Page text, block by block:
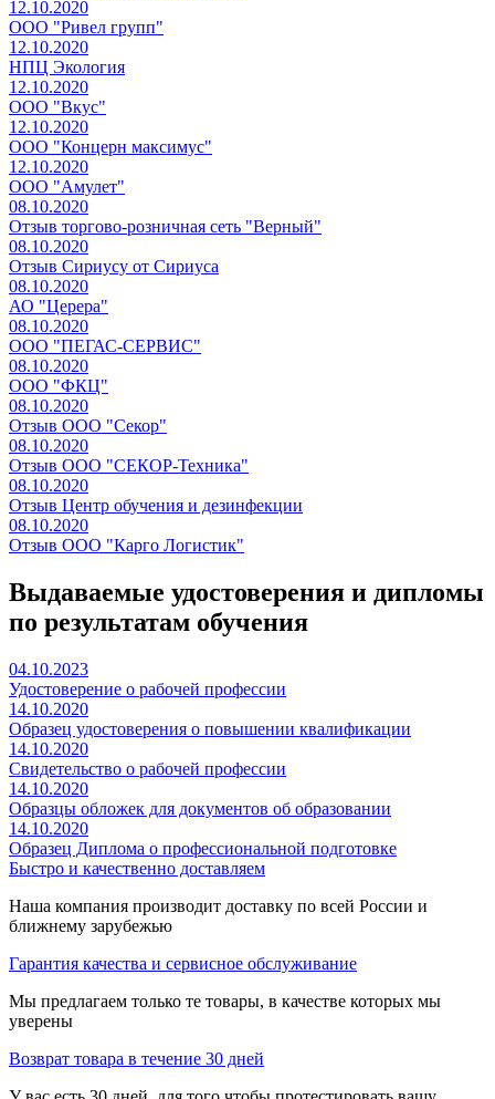
12.10.2020
ООО "Ривел групп"
12.10.2020
НПЦ Экология
12.10.2020
ООО "Вкус"
12.10.2020
ООО "Концерн максимус"
12.10.2020
ООО "Амулет"
08.10.2020
Отзыв торгово-розничная сеть "Верный"
08.10.2020
Отзыв Сириусу от Сириуса
08.10.2020
АО "Церера"
08.10.2020
ООО "ПЕГАС-СЕРВИС"
08.10.2020
ООО "ФКЦ"
08.10.2020
Отзыв ООО "Секор"
08.10.2020
Отзыв ООО "СЕКОР-Техника"
08.10.2020
Отзыв Центр обучения и дезинфекции
08.10.2020
Отзыв ООО "Карго Логистик"
Выдаваемые удостоверения и дипломы
по результатам обучения
04.10.2023
Удостоверение о рабочей профессии
14.10.2020
Образец удостоверения о повышении квалификации
14.10.2020
Свидетельство о рабочей профессии
14.10.2020
Образцы обложек для документов об образовании
14.10.2020
Образец Диплома о профессиональной подготовке
Быстро и качественно доставляем
Наша компания производит доставку по всей России и
ближнему зарубежью
Гарантия качества и сервисное обслуживание
Мы предлагаем только те товары, в качестве которых мы
уверены
Возврат товара в течение 30 дней